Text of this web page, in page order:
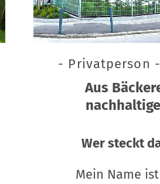
- Privatperson
Aus
Wer steckt
Mein Name